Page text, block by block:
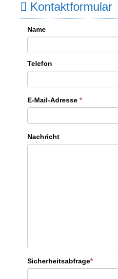
Kontaktformular
Name
Telefon
E-Mail-Adresse *
Nachricht
Sicherheitsabfrage*